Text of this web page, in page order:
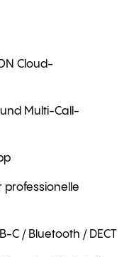
Cloud-
Multi-Call-
professionelle
C / Bluetooth / DECT